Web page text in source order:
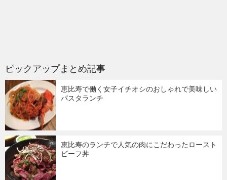
ピックアップまとめ記事
恵比寿で働く女子イチオシのおしゃれで美味しい
パスタランチ
恵比寿のランチで人気の肉にこだわったロースト
ビーフ丼